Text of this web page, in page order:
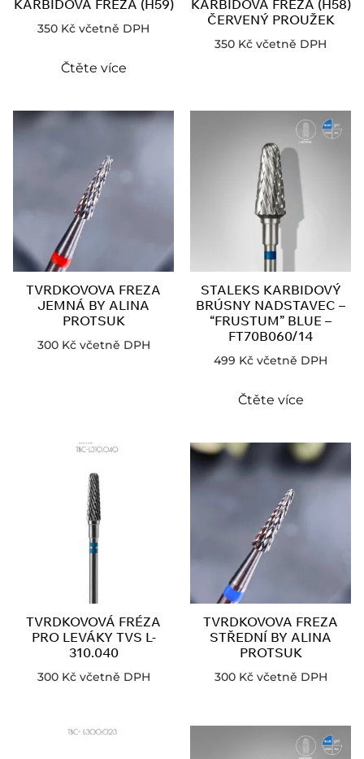
KARBIDOVÁ FRÉZA (H59)
350 Kč včetně DPH
Čtěte více
KARBIDOVÁ FRÉZA (H58)
ČERVENÝ PROUŽEK
350 Kč včetně DPH
TVRDKOVOVA FREZA
JEMNÁ BY ALINA
PROTSUK
300 Kč včetně DPH
STALEKS KARBIDOVÝ
BRÚSNY NADSTAVEC –
“FRUSTUM” BLUE –
FT70B060/14
499 Kč včetně DPH
Čtěte více
TVRDKOVOVÁ FRÉZA
PRO LEVÁKY TVS L-
310.040
300 Kč včetně DPH
TVRDKOVOVA FREZA
STŘEDNÍ BY ALINA
PROTSUK
300 Kč včetně DPH